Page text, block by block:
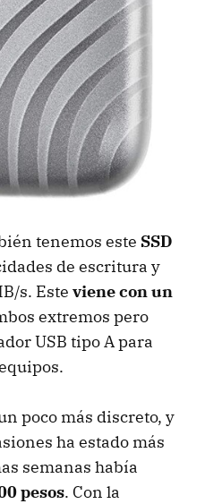
tenemos este SSD
de escritura y
s. Este viene con un
extremos pero
USB tipo A para
poco más discreto, y
ha estado más
semanas había
pesos. Con la